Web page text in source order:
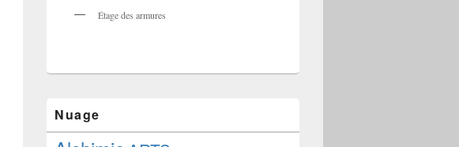
Étage des armures
Nuage